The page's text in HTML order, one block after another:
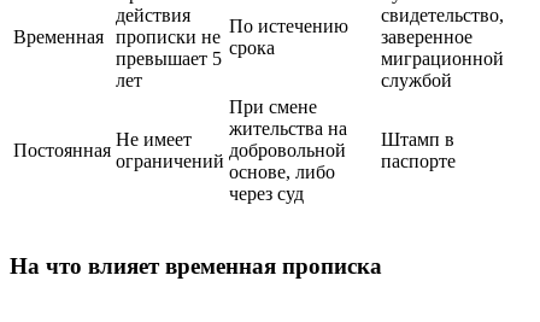
Временная
действия
прописки не
превышает 5
лет
По истечению
срока
свидетельство,
заверенное
миграционной
службой
Постоянная
Не имеет
ограничений
При смене
жительства на
добровольной
основе, либо
через суд
Штамп в
паспорте
На что влияет временная прописка